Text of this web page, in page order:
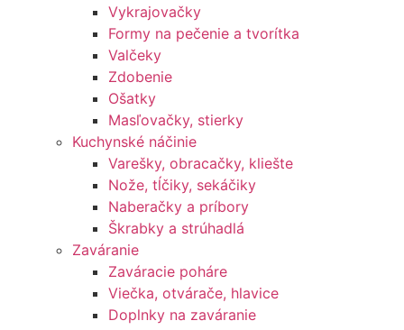
Vykrajovačky
Formy na pečenie a tvorítka
Valčeky
Zdobenie
Ošatky
Masľovačky, stierky
Kuchynské náčinie
Varešky, obracačky, kliešte
Nože, tĺčiky, sekáčiky
Naberačky a príbory
Škrabky a strúhadlá
Zaváranie
Zaváracie poháre
Viečka, otvárače, hlavice
Doplnky na zaváranie